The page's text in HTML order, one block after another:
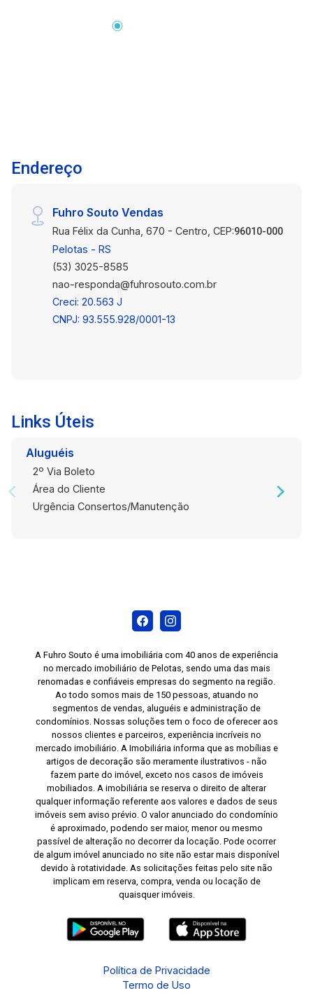
Endereço
Fuhro Souto Vendas
Rua Félix da Cunha, 670 - Centro, CEP:96010-000
Pelotas - RS
(53) 3025-8585
nao-responda@fuhrosouto.com.br
Creci: 20.563 J
CNPJ: 93.555.928/0001-13
Links Úteis
Aluguéis
2º Via Boleto
Área do Cliente
Urgência Consertos/Manutenção
A Fuhro Souto é uma imobiliária com 40 anos de experiência
no mercado imobiliário de Pelotas, sendo uma das mais
renomadas e confiáveis empresas do segmento na região.
Ao todo somos mais de 150 pessoas, atuando no
segmentos de vendas, aluguéis e administração de
condomínios. Nossas soluções tem o foco de oferecer aos
nossos clientes e parceiros, experiência incríveis no
mercado imobiliário. A Imobiliária informa que as mobílias e
artigos de decoração são meramente ilustrativos - não
fazem parte do imóvel, exceto nos casos de imóveis
mobiliados. A imobiliária se reserva o direito de alterar
qualquer informação referente aos valores e dados de seus
imóveis sem aviso prévio. O valor anunciado do condomínio
é aproximado, podendo ser maior, menor ou mesmo
passível de alteração no decorrer da locação. Pode ocorrer
de algum imóvel anunciado no site não estar mais disponível
devido à rotatividade. As solicitações feitas pelo site não
implicam em reserva, compra, venda ou locação de
quaisquer imóveis.
Política de Privacidade
Termo de Uso